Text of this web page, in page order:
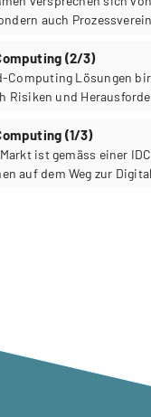
auch
(2/3)
Computing Lösungen
Risiken und
Banking auf.
(1/3)
ist gemäss einer
auf dem Weg zur